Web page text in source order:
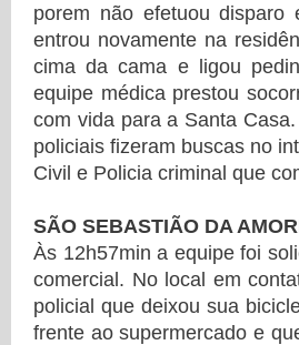
porem não efetuou disparo
entrou novamente na
cima da cama e ligou
equipe médica prestou
com vida para a Santa
policiais fizeram buscas no
Civil e Policia criminal que
SÃO SEBASTIÃO DA
Às 12h57min a equipe foi
comercial. No local em
policial que deixou sua
frente ao supermercado e